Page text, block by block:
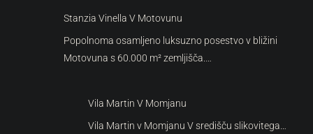
Stanzia Vinella V Motovunu
Popolnoma osamljeno luksuzno posestvo v bližini
Motovuna s 60.000 m² zemljišča.…
Vila Martin V Momjanu
Vila Martin v Momjanu V središču slikovitega…